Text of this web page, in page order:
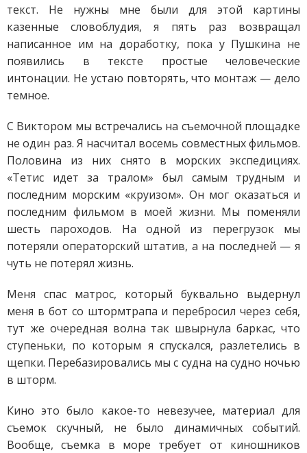
текст. Не нужны мне были для этой картины
казенные словоблудия, я пять раз возвращал
написанное им на доработку, пока у Пушкина не
появились в тексте простые человеческие
интонации. Не устаю повторять, что монтаж — дело
темное.
С Виктором мы встречались на съемочной площадке
не один раз. Я насчитал восемь совместных фильмов.
Половина из них снято в морских экспедициях.
«Тетис идет за тралом» был самым трудным и
последним морским «круизом». Он мог оказаться и
последним фильмом в моей жизни. Мы поменяли
шесть пароходов. На одной из перегрузок мы
потеряли операторский штатив, а на последней — я
чуть не потерял жизнь.
Меня спас матрос, который буквально выдернул
меня в бот со штормтрапа и перебросил через себя,
тут же очередная волна так швырнула баркас, что
ступеньки, по которым я спускался, разлетелись в
щепки. Перебазировались мы с судна на судно ночью
в шторм.
Кино это было какое-то невезучее, материал для
съемок скучный, не было динамичных событий.
Вообще, съемка в море требует от киношников